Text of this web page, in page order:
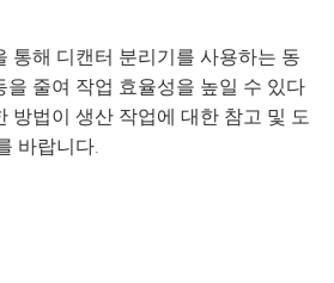
통해 디캔터 분리기를 사용하는 동
을 줄여 작업 효율성을 높일 수 있다
방법이 생산 작업에 대한 참고 및 도
바랍니다.